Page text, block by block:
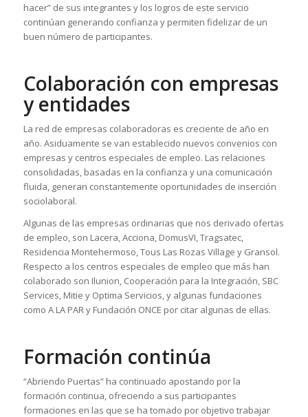
hacer” de sus integrantes y los logros de este servicio
continúan generando confianza y permiten fidelizar de un
buen número de participantes.
Colaboración con empresas
y entidades
La red de empresas colaboradoras es creciente de año en
año. Asiduamente se van establecido nuevos convenios con
empresas y centros especiales de empleo. Las relaciones
consolidadas, basadas en la confianza y una comunicación
fluida, generan constantemente oportunidades de inserción
sociolaboral.
Algunas de las empresas ordinarias que nos derivado ofertas
de empleo, son Lacera, Acciona, DomusVI, Tragsatec,
Residencia Montehermoso, Tous Las Rozas Village y Gransol.
Respecto a los centros especiales de empleo que más han
colaborado son Ilunion, Cooperación para la Integración, SBC
Services, Mitie y Optima Servicios, y algunas fundaciones
como A LA PAR y Fundación ONCE por citar algunas de ellas.
Formación continúa
“Abriendo Puertas” ha continuado apostando por la
formación continua, ofreciendo a sus participantes
formaciones en las que se ha tomado por objetivo trabajar